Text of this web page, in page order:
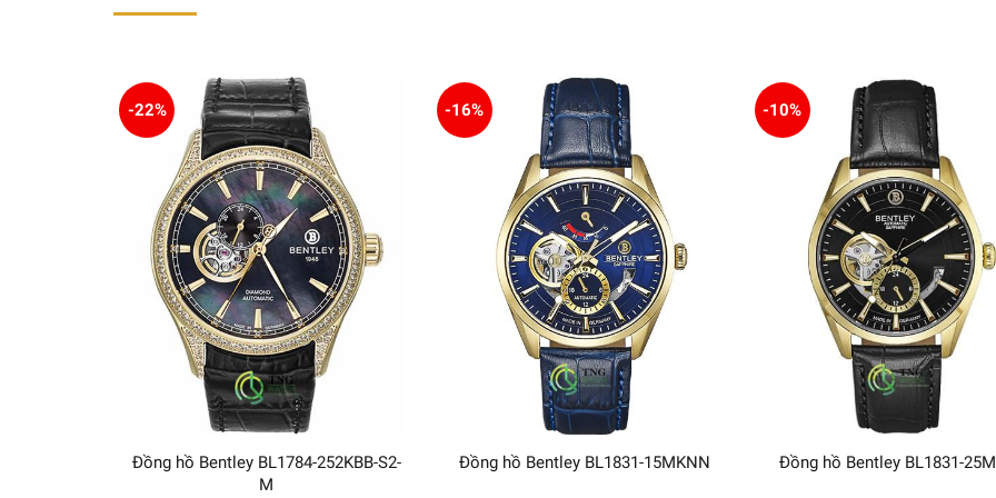
-22%
Đồng hồ Bentley BL1784-252KBB-S2-
M
-16%
Đồng hồ Bentley BL1831-15MKNN
-10%
Đồng hồ Bentley BL1831-